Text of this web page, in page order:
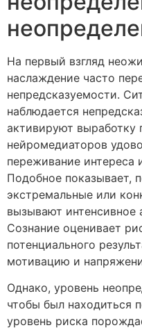
На первый взгляд
наслаждение часто
непредсказуемости.
наблюдается
активируют выработку
нейромедиаторов
переживание интереса
Подобное показывает,
экстремальные или
вызывают интенсивное
Сознание оценивает
потенциального
мотивацию и
Однако, уровень
чтобы был находиться
уровень риска